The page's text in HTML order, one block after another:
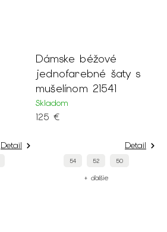
Detail
Dámske béžové
jednofarebné šaty s
mušelínom 21541
Skladom
125 €
Detail
54 52 50
+ ďalšie